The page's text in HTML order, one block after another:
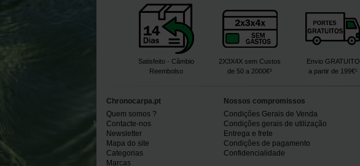
Satisfeito - Câmbio
Reembolso
2X3X4X sem Custos
de 50 a 2000€²
Envio GRATUITO
a partir de 199€¹
Chronocarpa.pt
Quem somos ?
Contacte-nos
Newsletter
Mapa do site
Categorias
Marcas
Nossos compromissos
Condições Gerais de Venda
Condições gerais de utilização
Entrega e frete
Condições de pagamento
Confidencialidade